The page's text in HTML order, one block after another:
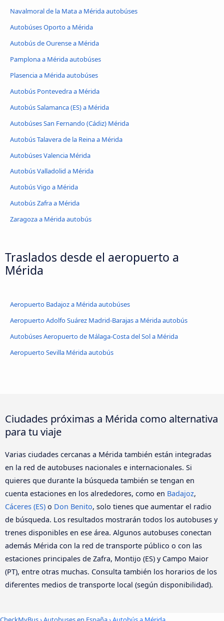
Navalmoral de la Mata a Mérida autobúses
Autobúses Oporto a Mérida
Autobús de Ourense a Mérida
Pamplona a Mérida autobúses
Plasencia a Mérida autobúses
Autobús Pontevedra a Mérida
Autobús Salamanca (ES) a Mérida
Autobúses San Fernando (Cádiz) Mérida
Autobús Talavera de la Reina a Mérida
Autobúses Valencia Mérida
Autobús Valladolid a Mérida
Autobús Vigo a Mérida
Autobús Zafra a Mérida
Zaragoza a Mérida autobús
Traslados desde el aeropuerto a
Mérida
Aeropuerto Badajoz a Mérida autobúses
Aeropuerto Adolfo Suárez Madrid-Barajas a Mérida autobús
Autobúses Aeropuerto de Málaga-Costa del Sol a Mérida
Aeropuerto Sevilla Mérida autobús
Ciudades próximas a Mérida como alternativa
para tu viaje
Varias ciudades cercanas a Mérida también están integradas
en la red de autobuses nacionales e internacionales. Si
quieres que durante la búsqueda también se tengan en
cuenta estaciones en los alrededores, como en Badajoz,
Cáceres‎‎ (ES) o Don Benito, solo tienes que aumentar el radio
de búsqueda. Los resultados mostrarán todos los autobuses y
trenes disponibles en ese área. Algunos autobuses conectan
además Mérida con la red de transporte público o con las
estaciones principales de Zafra, Montijo (ES) y Campo Maior
(PT), entre otras muchas. Consulta también los horarios de los
diferentes medios de transporte local (según disponibilidad).